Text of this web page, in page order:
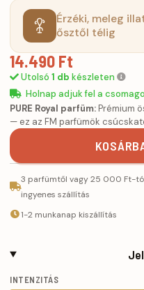
Érzéki, meleg
ősztől télig
14.490 Ft
Utolsó 1 db készleten
Holnap adjuk fel a
PURE Royal parfüm:Prémium
— ez az FM parfümök
3 parfümtől vagy 25 000 Ft-
ingyenes szállítás
1-2 munkanap kiszállítás
INTENZITÁS